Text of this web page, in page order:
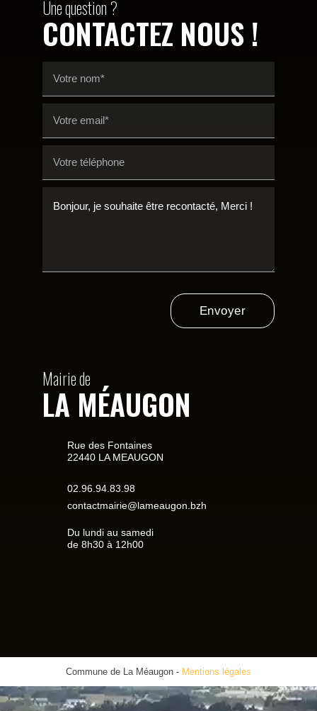
Une question ?
CONTACTEZ NOUS !
Envoyer
Mairie de
LA MÉAUGON
Rue des Fontaines
22440 LA MEAUGON
02.96.94.83.98
contactmairie@lameaugon.bzh
Du lundi au samedi
de 8h30 à 12h00
Commune de La Méaugon - Mentions légales